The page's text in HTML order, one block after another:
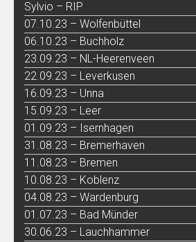
Sylvio – RIP
07.10.23 – Wolfenbüttel
06.10.23 – Buchholz
23.09.23 – NL-Heerenveen
22.09.23 – Leverkusen
16.09.23 – Unna
15.09.23 – Leer
01.09.23 – Isernhagen
31.08.23 – Bremerhaven
11.08.23 – Bremen
10.08.23 – Koblenz
04.08.23 – Wardenburg
01.07.23 – Bad Münder
30.06.23 – Lauchhammer